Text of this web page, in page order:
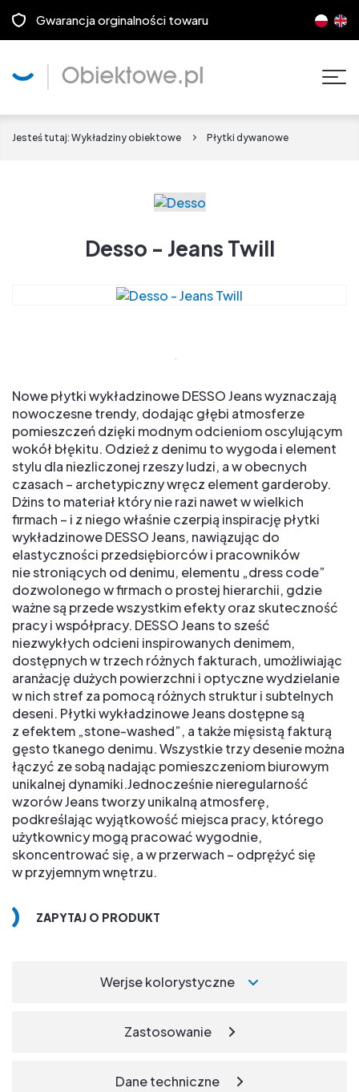
Gwarancja orginalności towaru
Jesteś tutaj: Wykładziny obiektowe Płytki dywanowe
Desso - Jeans Twill
Nowe płytki wykładzinowe DESSO Jeans wyznaczają
nowoczesne trendy, dodając głębi atmosferze
pomieszczeń dzięki modnym odcieniom oscylującym
wokół błękitu. Odzież z denimu to wygoda i element
stylu dla niezliczonej rzeszy ludzi, a w obecnych
czasach – archetypiczny wręcz element garderoby.
Dżins to materiał który nie razi nawet w wielkich
firmach – i z niego właśnie czerpią inspirację płytki
wykładzinowe DESSO Jeans, nawiązując do
elastyczności przedsiębiorców i pracowników
nie stroniących od denimu, elementu „dress code”
dozwolonego w firmach o prostej hierarchii, gdzie
ważne są przede wszystkim efekty oraz skuteczność
pracy i współpracy. DESSO Jeans to sześć
niezwykłych odcieni inspirowanych denimem,
dostępnych w trzech różnych fakturach, umożliwiając
aranżację dużych powierzchni i optyczne wydzielanie
w nich stref za pomocą różnych struktur i subtelnych
deseni. Płytki wykładzinowe Jeans dostępne są
z efektem „stone-washed”, a także mięsistą fakturą
gęsto tkanego denimu. Wszystkie trzy desenie można
łączyć ze sobą nadając pomieszczeniom biurowym
unikalnej dynamiki.Jednocześnie nieregularność
wzorów Jeans tworzy unikalną atmosferę,
podkreślając wyjątkowość miejsca pracy, którego
użytkownicy mogą pracować wygodnie,
skoncentrować się, a w przerwach – odprężyć się
w przyjemnym wnętrzu.
ZAPYTAJ O PRODUKT
Werjse kolorystyczne
Zastosowanie
Dane techniczne